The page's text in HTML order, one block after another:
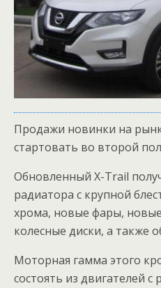
Продажи новинки на
стартовать во второй
Обновленный X-Trail
радиатора с крупной
хрома, новые фары,
колесные диски, а также
Моторная гамма этого
состоять из двигателей